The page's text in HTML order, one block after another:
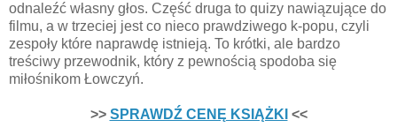
odnaleźć własny głos. Część druga to quizy nawiązujące do
filmu, a w trzeciej jest co nieco prawdziwego k-popu, czyli
zespoły które naprawdę istnieją. To krótki, ale bardzo
treściwy przewodnik, który z pewnością spodoba się
miłośnikom Łowczyń.
>> SPRAWDŹ CENĘ KSIĄŻKI <<